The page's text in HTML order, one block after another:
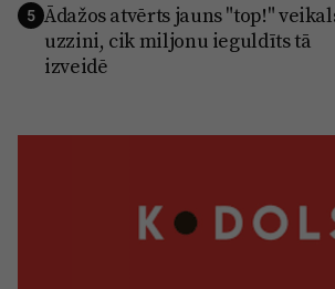
5 Ādažos atvērts jauns "top!"
uzzini, cik miljonu ieguldīts tā
izveidē